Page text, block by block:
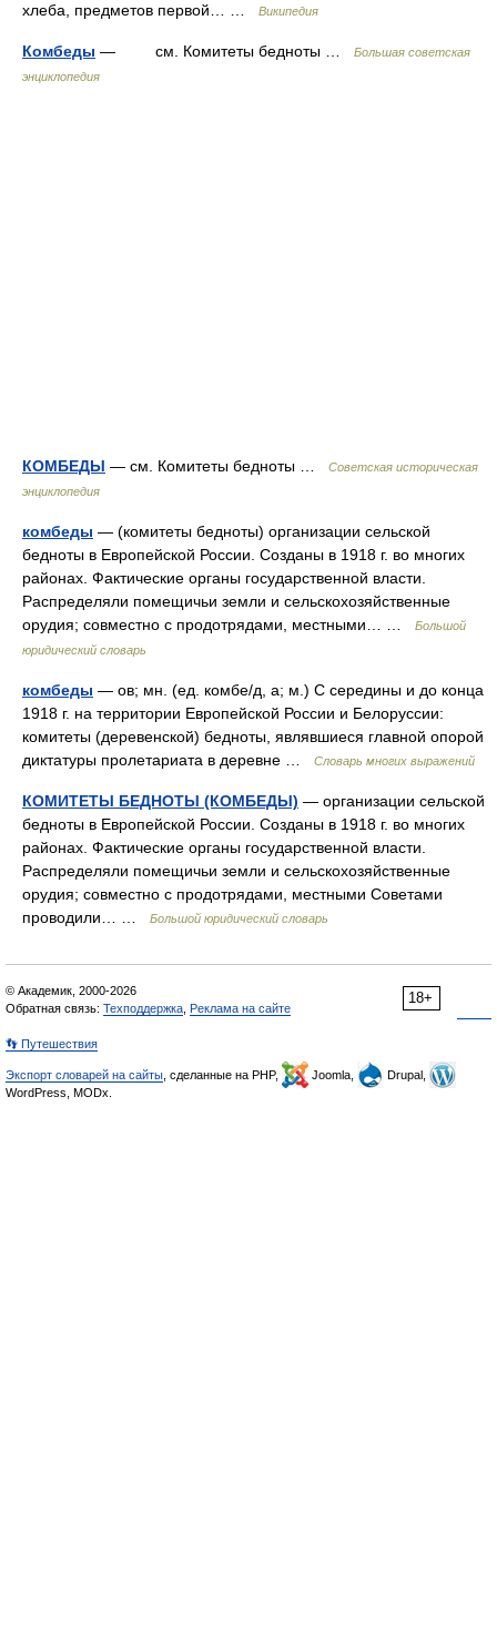
хлеба, предметов первой… …
Википедия
Комбеды — см. Комитеты бедноты …
Большая советская
энциклопедия
КОМБЕДЫ — см. Комитеты бедноты …
Советская историческая
энциклопедия
комбеды — (комитеты бедноты) организации сельской
бедноты в Европейской России. Созданы в 1918 г. во многих
районах. Фактические органы государственной власти.
Распределяли помещичьи земли и сельскохозяйственные
орудия; совместно с продотрядами, местными… …
Большой
юридический словарь
комбеды — ов; мн. (ед. комбе/д, а; м.) С середины и до конца
1918 г. на территории Европейской России и Белоруссии:
комитеты (деревенской) бедноты, являвшиеся главной опорой
диктатуры пролетариата в деревне …
Словарь многих выражений
КОМИТЕТЫ БЕДНОТЫ (КОМБЕДЫ) — организации сельской
бедноты в Европейской России. Созданы в 1918 г. во многих
районах. Фактические органы государственной власти.
Распределяли помещичьи земли и сельскохозяйственные
орудия; совместно с продотрядами, местными Советами
проводили… …
Большой юридический словарь
18+
© Академик, 2000-2026
Обратная связь: Техподдержка Реклама на сайте
👣 Путешествия
Экспорт словарей на сайты , сделанные на PHP, Joomla,
Drupal,
WordPress, MODx.